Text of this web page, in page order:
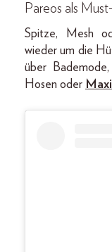
Pareos als
Spitze, Mesh
wieder um die
über
Hosen oder